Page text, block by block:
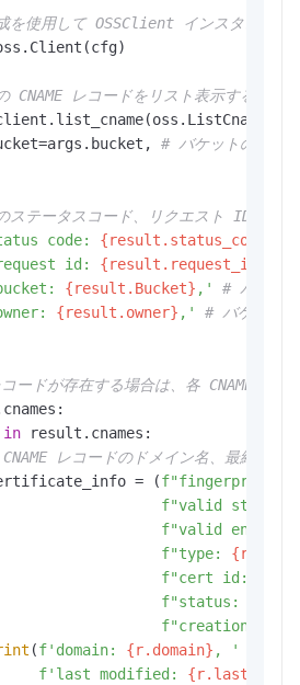
を使用して OSSClient インスタンスを
CNAME レコードをリスト表示するリク
# バケットの名前。
ステータスコード、リクエスト ID、お
code: {result.status_code}
id: {result.request_id}
{result.Bucket} ,'
# バケッ
{result.owner} ,'
# バケット
ードが存在する場合は、各 CNAME レ
in result.cnames:
レコードのドメイン名、最終更
= (
f"fingerprint:
f"valid start
f"valid end
f"type:
f"cert id:
f"status:
f"creation
(f'domain: {r.domain} , '
f'last modified: